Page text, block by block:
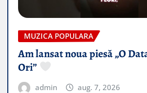
MUZICA POPULARA
Am lansat noua piesă „O
Ori”
admin aug. 7, 2026